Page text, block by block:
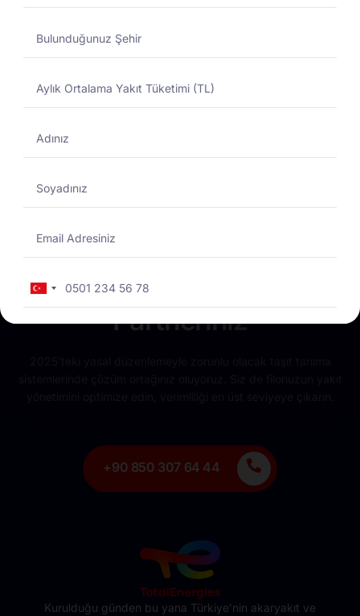
Yakıtmatik Nedir?
Yakıtmatikte Güvenilir
Partneriniz
+90 850 307 64 44
Kurulduğu günden bu yana Türkiye’nin akaryakıt ve
Turkey
+90